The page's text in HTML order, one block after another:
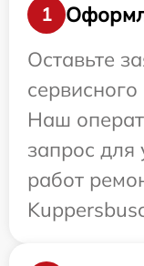
1
Оставьте
Наш
запрос
работ